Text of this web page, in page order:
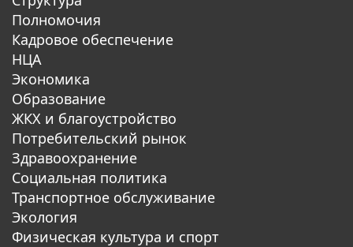
Полномочия
Кадровое обеспечение
НЦА
Экономика
Образование
ЖКХ и благоустройство
Потребительский рынок
Здравоохранение
Социальная политика
Транспортное обслуживание
Экология
Физическая культура и спорт